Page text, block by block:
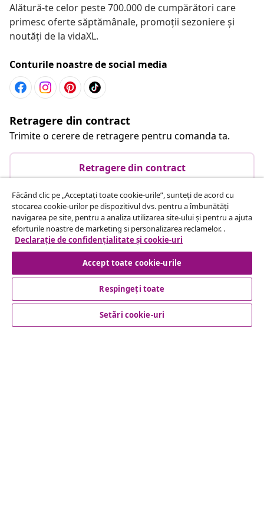
Alătură-te celor peste 700.000 de cumpărători care
primesc oferte săptămânale, promoții sezoniere și
noutăți de la vidaXL.
Conturile noastre de social media
Retragere din contract
Trimite o cerere de retragere pentru comanda ta.
Retragere din contract
Serviciu clienți
Business
Descoperă mai multe
Făcând clic pe „Acceptați toate cookie-urile”, sunteți de acord cu
stocarea cookie-urilor pe dispozitivul dvs. pentru a îmbunătăți
navigarea pe site, pentru a analiza utilizarea site-ului și pentru a ajuta
eforturile noastre de marketing si personalizarea reclamelor. .
Declarație de confidențialitate și cookie-uri
Accept toate cookie-urile
Respingeți toate
Setări cookie-uri